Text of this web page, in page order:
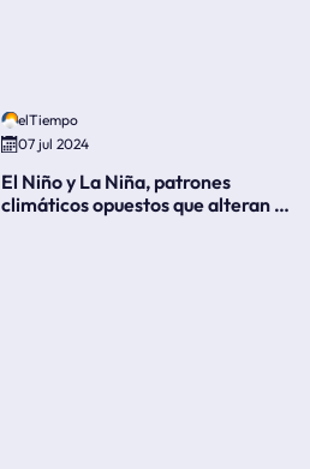
elTiempo
07 jul 2024
El Niño y La Niña, patrones
climáticos opuestos que alteran la